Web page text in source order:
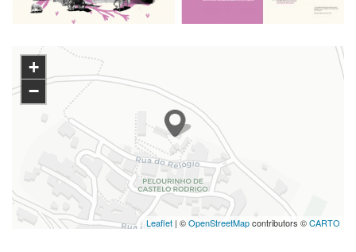
+
−
Leaflet | ©OpenStreetMapcontributors ©CARTO